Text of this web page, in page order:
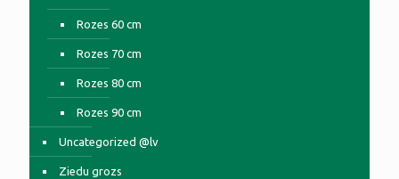
Rozes 60 cm
Rozes 70 cm
Rozes 80 cm
Rozes 90 cm
Uncategorized @lv
Ziedu grozs